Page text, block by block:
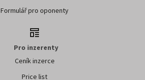
Formulář pro oponenty
Pro inzerenty
Ceník inzerce
Price list